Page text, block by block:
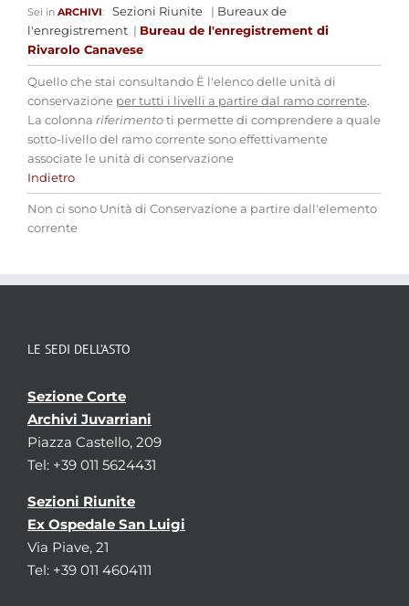
Sei in ARCHIVI: Sezioni Riunite | Bureaux de
l'enregistrement | Bureau de l'enregistrement di
Rivarolo Canavese
Quello che stai consultando Ë l'elenco delle unità di
conservazione per tutti i livelli a partire dal ramo corrente.
La colonna riferimento ti permette di comprendere a quale
sotto-livello del ramo corrente sono effettivamente
associate le unità di conservazione
Indietro
Non ci sono Unità di Conservazione a partire dall'elemento
corrente
LE SEDI DELL’ASTO
Sezione Corte
Archivi Juvarriani
Piazza Castello, 209
Tel: +39 011 5624431
Sezioni Riunite
Ex Ospedale San Luigi
Via Piave, 21
Tel: +39 011 4604111